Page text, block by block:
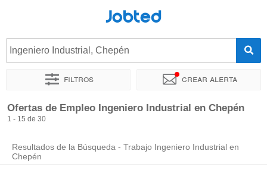
Jobted
Ingeniero Industrial, Chepén
Filtros Crear alerta
Ordenar por Ubicación exacta Empresa
Ofertas de Empleo Ingeniero Industrial en Chepén
1 - 15 de 30
Resultados de la Búsqueda - Trabajo Ingeniero Industrial en
Chepén